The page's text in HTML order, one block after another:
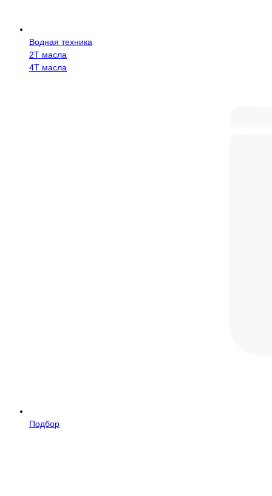
Водная техника
2Т масла
4Т масла
Подбор